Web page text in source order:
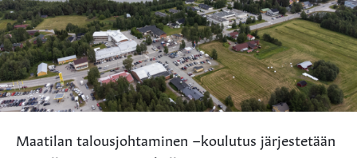
Maatilan talousjohtaminen –koulutus järjestetään